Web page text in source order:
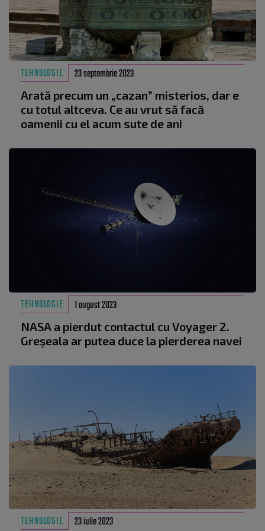
TEHNOLOGIE 23 septembrie 2023
Arată precum un „cazan” misterios, dar e
cu totul altceva. Ce au vrut să facă
oamenii cu el acum sute de ani
TEHNOLOGIE 1 august 2023
NASA a pierdut contactul cu Voyager 2.
Greșeala ar putea duce la pierderea navei
TEHNOLOGIE 23 iulie 2023